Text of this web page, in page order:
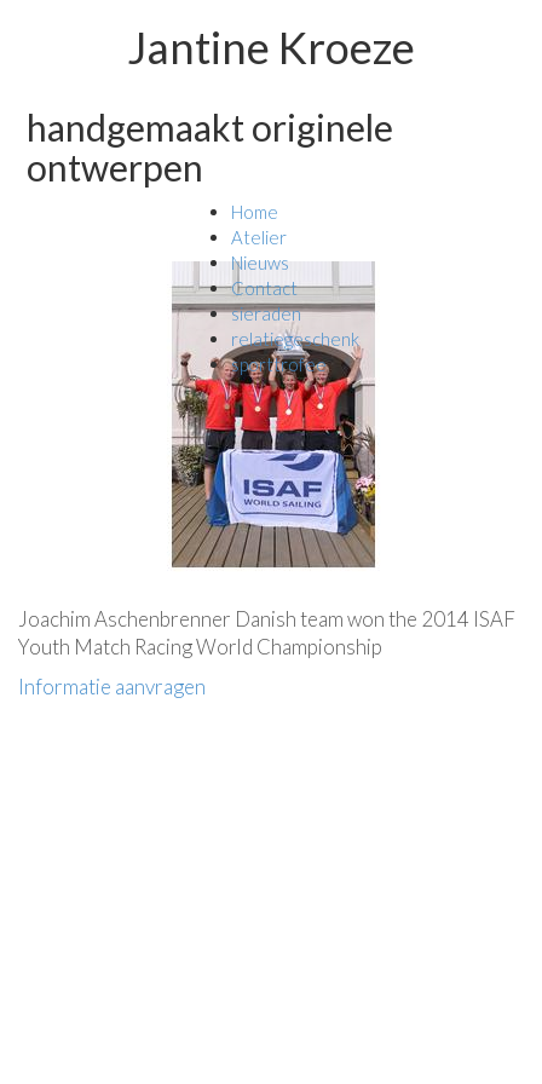
Jantine Kroeze
handgemaakt originele
ontwerpen
Home
Atelier
Nieuws
Contact
sieraden
relatiegeschenk
sporttrofee
Joachim Aschenbrenner Danish team won the 2014 ISAF
Youth Match Racing World Championship
Informatie aanvragen